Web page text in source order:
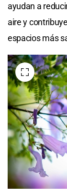
ayudan a
aire y
espacios más